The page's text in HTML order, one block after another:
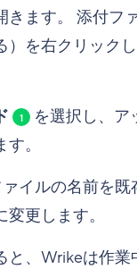
きます。 添付フ
）を右クリック
1
を選択し、ア
。
イルの名前を既
更します。
と、Wrikeは作業